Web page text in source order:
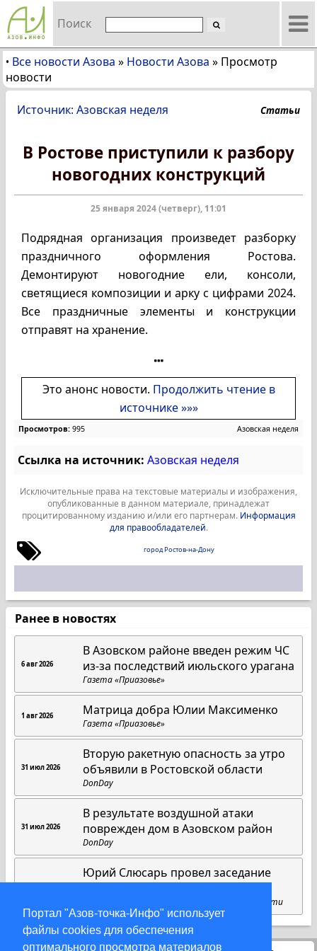
Портал "Азов-точка-Инфо" использует
файлы cookies для обеспечения
оптимального просмотра материалов
Поиск
• Все новости Азова » Новости Азова » Просмотр
новости
Источник: Азовская неделя Статьи
В Ростове приступили к разбору
новогодних конструкций
25 января 2024 (четверг), 11:01
Подрядная организация произведет разборку
праздничного оформления Ростова.
Демонтируют новогодние ели, консоли,
светящиеся композиции и арку с цифрами 2024.
Все праздничные элементы и конструкции
отправят на хранение.
Это анонс новости. Продолжить чтение в
источнике »»»
Просмотров: 995 Азовская неделя
Ссылка на источник: Азовская неделя
Исключительные права на текстовые материалы и изображения,
опубликованные в данном материале, принадлежат
процитированному изданию и/или его партнерам. Информация
для правообладателей.
город Ростов-на-Дону
Ранее в новостях
6 авг 2026
В Азовском районе введен режим ЧС
из-за последствий июльского урагана
Газета «Приазовье»
1 авг 2026 Матрица добра Юлии Максименко
Газета «Приазовье»
31 июл 2026
Вторую ракетную опасность за утро
объявили в Ростовской области
DonDay
31 июл 2026
В результате воздушной атаки
поврежден дом в Азовском район
DonDay
Юрий Слюсарь провел заседание
Пресс-служба губернатора Ростовской области